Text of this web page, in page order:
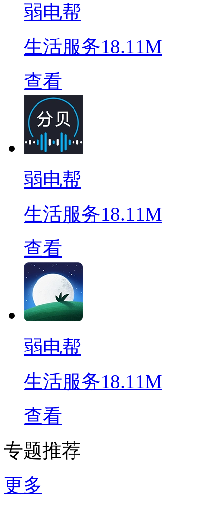
弱电帮
生活服务18.11M
查看
弱电帮
生活服务18.11M
查看
弱电帮
生活服务18.11M
查看
专题推荐
更多